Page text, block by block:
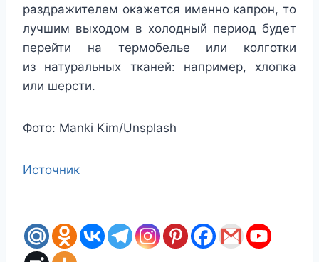
раздражителем окажется именно капрон, то
лучшим выходом в холодный период будет
перейти на термобелье или колготки
из натуральных тканей: например, хлопка
или шерсти.
Фото: Manki Kim/Unsplash
Источник